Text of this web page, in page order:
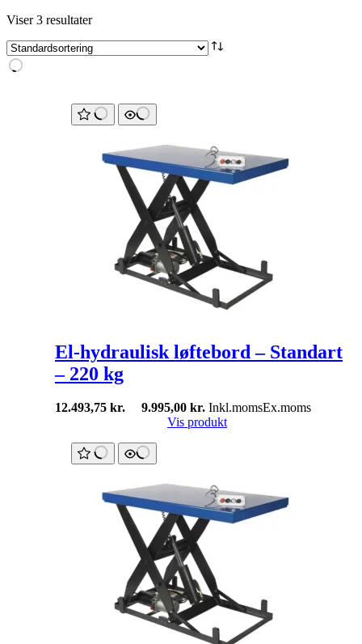
Viser 3 resultater
El-hydraulisk løftebord – Standart
– 220 kg
12.493,75 kr. 9.995,00 kr. Inkl.momsEx.moms
Vis produkt